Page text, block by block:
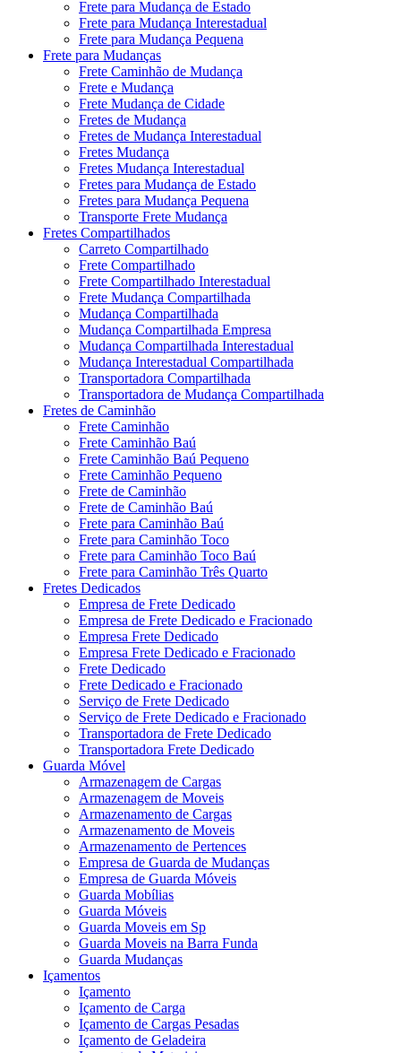
Frete para Mudança de Estado
Frete para Mudança Interestadual
Frete para Mudança Pequena
Frete para Mudanças
Frete Caminhão de Mudança
Frete e Mudança
Frete Mudança de Cidade
Fretes de Mudança
Fretes de Mudança Interestadual
Fretes Mudança
Fretes Mudança Interestadual
Fretes para Mudança de Estado
Fretes para Mudança Pequena
Transporte Frete Mudança
Fretes Compartilhados
Carreto Compartilhado
Frete Compartilhado
Frete Compartilhado Interestadual
Frete Mudança Compartilhada
Mudança Compartilhada
Mudança Compartilhada Empresa
Mudança Compartilhada Interestadual
Mudança Interestadual Compartilhada
Transportadora Compartilhada
Transportadora de Mudança Compartilhada
Fretes de Caminhão
Frete Caminhão
Frete Caminhão Baú
Frete Caminhão Baú Pequeno
Frete Caminhão Pequeno
Frete de Caminhão
Frete de Caminhão Baú
Frete para Caminhão Baú
Frete para Caminhão Toco
Frete para Caminhão Toco Baú
Frete para Caminhão Três Quarto
Fretes Dedicados
Empresa de Frete Dedicado
Empresa de Frete Dedicado e Fracionado
Empresa Frete Dedicado
Empresa Frete Dedicado e Fracionado
Frete Dedicado
Frete Dedicado e Fracionado
Serviço de Frete Dedicado
Serviço de Frete Dedicado e Fracionado
Transportadora de Frete Dedicado
Transportadora Frete Dedicado
Guarda Móvel
Armazenagem de Cargas
Armazenagem de Moveis
Armazenamento de Cargas
Armazenamento de Moveis
Armazenamento de Pertences
Empresa de Guarda de Mudanças
Empresa de Guarda Móveis
Guarda Mobílias
Guarda Móveis
Guarda Moveis em Sp
Guarda Moveis na Barra Funda
Guarda Mudanças
Içamentos
Içamento
Içamento de Carga
Içamento de Cargas Pesadas
Içamento de Geladeira